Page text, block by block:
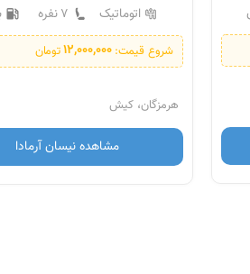
اتوماتیک
7 نفره
شروع قیمت: 12,000,000تومان
هرمزگان، کیش
مشاهده نیسان آرمادا